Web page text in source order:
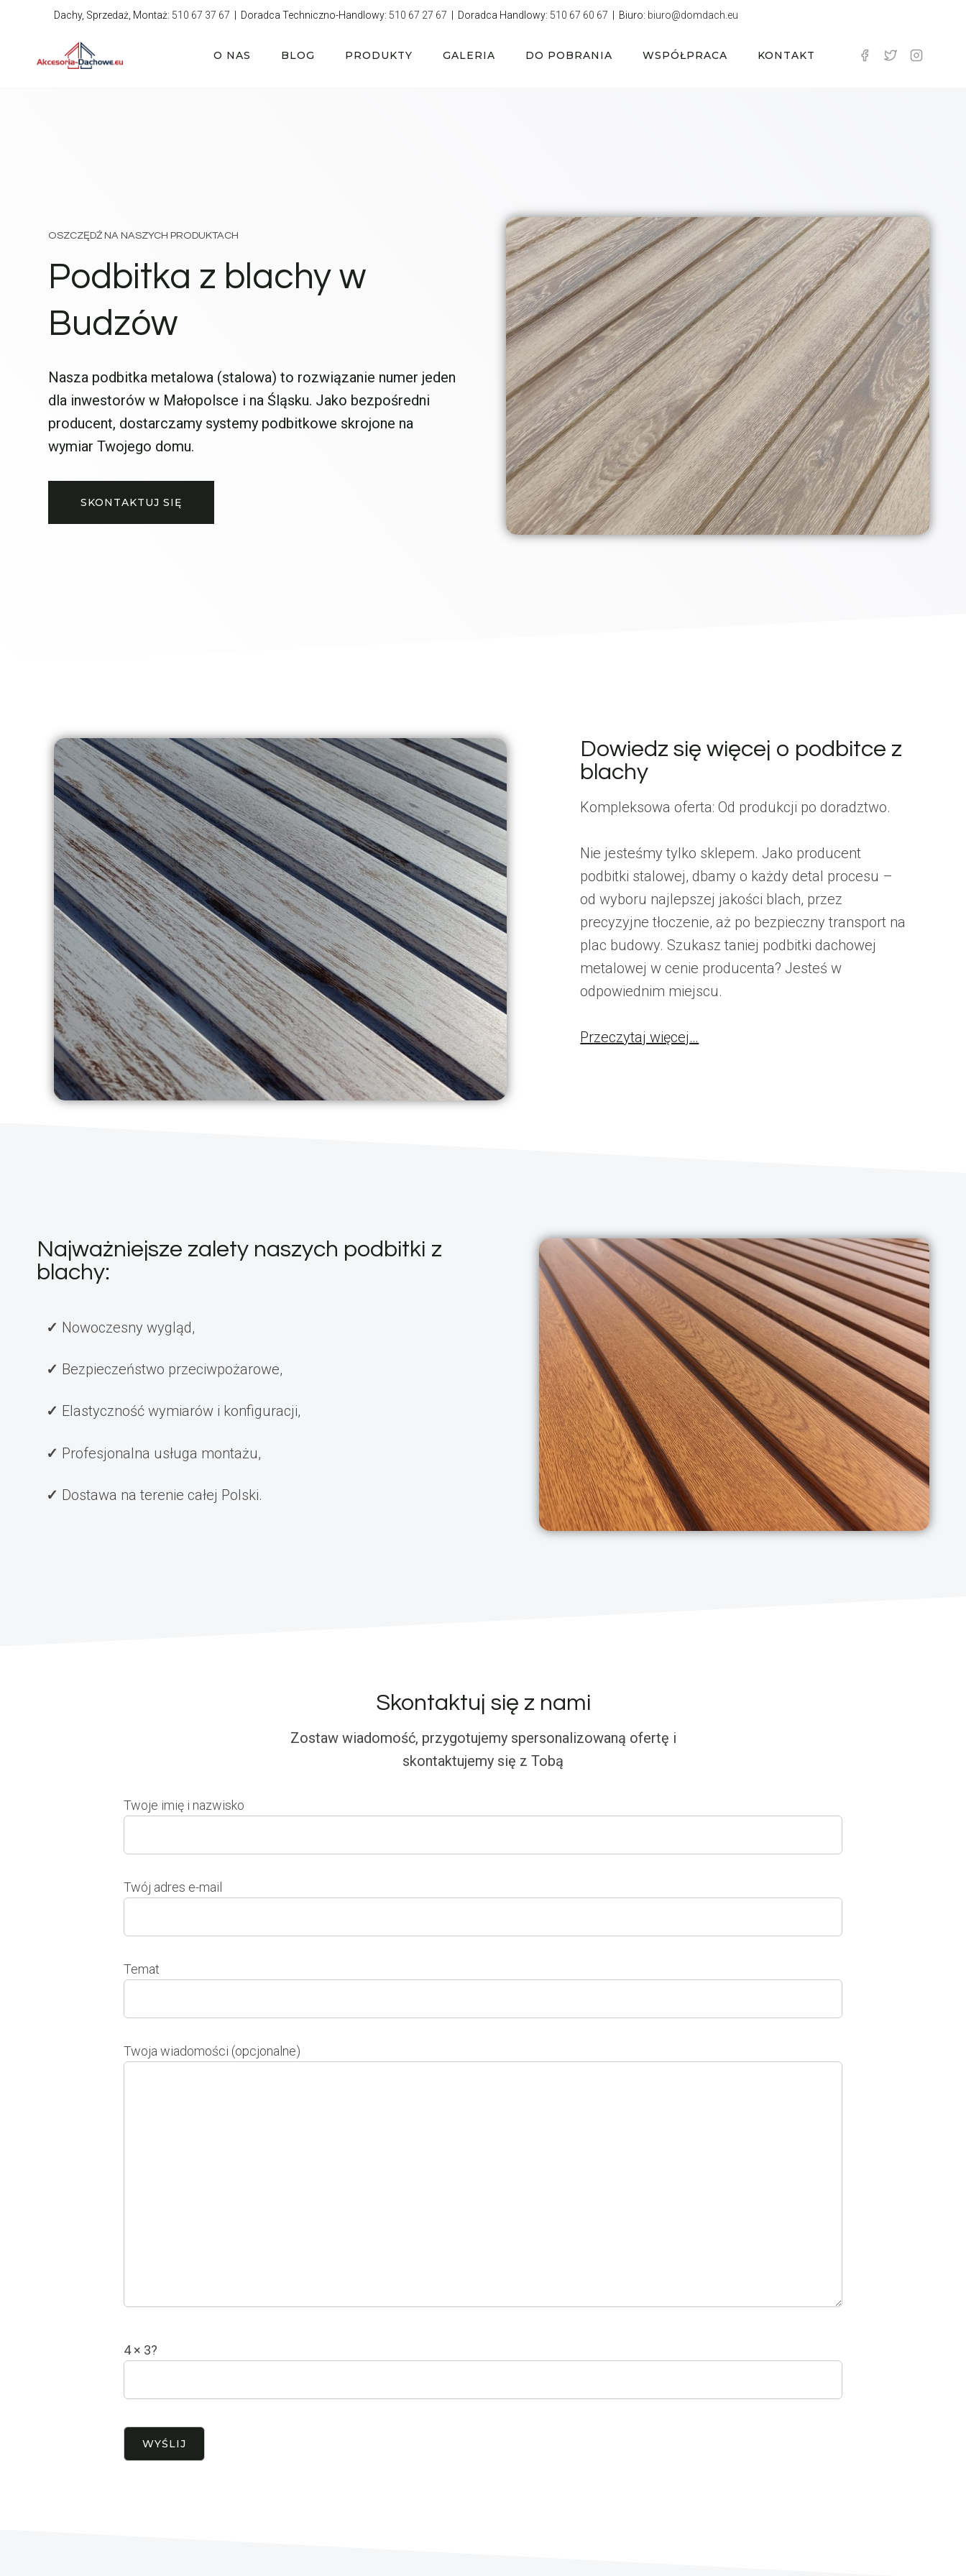
Dachy, Sprzedaż, Montaż: 510 67 37 67 | Doradca Techniczno-Handlowy: 510 67 27 67 | Doradca Handlowy: 510 67 60 67 | Biuro: biuro@domdach.eu
O NAS BLOG PRODUKTY GALERIA DO POBRANIA WSPÓŁPRACA KONTAKT
OSZCZĘDŹ NA NASZYCH PRODUKTACH
Podbitka z blachy w
Budzów
Nasza podbitka metalowa (stalowa) to rozwiązanie numer jeden
dla inwestorów w Małopolsce i na Śląsku. Jako bezpośredni
producent, dostarczamy systemy podbitkowe skrojone na
wymiar Twojego domu.
SKONTAKTUJ SIĘ
Dowiedz się więcej o podbitce z
blachy
Kompleksowa oferta: Od produkcji po doradztwo.
Nie jesteśmy tylko sklepem. Jako producent
podbitki stalowej, dbamy o każdy detal procesu –
od wyboru najlepszej jakości blach, przez
precyzyjne tłoczenie, aż po bezpieczny transport na
plac budowy. Szukasz taniej podbitki dachowej
metalowej w cenie producenta? Jesteś w
odpowiednim miejscu.
Przeczytaj więcej…
Najważniejsze zalety naszych podbitki z
blachy:
Nowoczesny wygląd,
Bezpieczeństwo przeciwpożarowe,
Elastyczność wymiarów i konfiguracji,
Profesjonalna usługa montażu,
Dostawa na terenie całej Polski.
Skontaktuj się z nami
Zostaw wiadomość, przygotujemy spersonalizowaną ofertę i
skontaktujemy się z Tobą
Twoje imię i nazwisko
Twój adres e-mail
Temat
Twoja wiadomości (opcjonalne)
4 × 3?